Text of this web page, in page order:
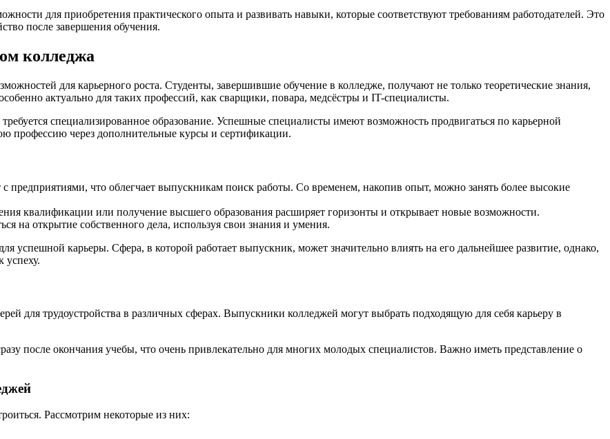
для приобретения практического опыта и развивать навыки, которые соответствуют требованиям работодателей. Это
после завершения обучения.
колледжа
для карьерного роста. Студенты, завершившие обучение в колледже, получают не только теоретические знания,
актуально для таких профессий, как сварщики, повара, медсёстры и IT-специалисты.
специализированное образование. Успешные специалисты имеют возможность продвигаться по карьерной
профессию через дополнительные курсы и сертификации.
предприятиями, что облегчает выпускникам поиск работы. Со временем, накопив опыт, можно занять более высокие
квалификации или получение высшего образования расширяет горизонты и открывает новые возможности.
на открытие собственного дела, используя свои знания и умения.
успешной карьеры. Сфера, в которой работает выпускник, может значительно влиять на его дальнейшее развитие, однако,
успеху.
для трудоустройства в различных сферах. Выпускники колледжей могут выбрать подходящую для себя карьеру в
после окончания учебы, что очень привлекательно для многих молодых специалистов. Важно иметь представление о
Рассмотрим некоторые из них: